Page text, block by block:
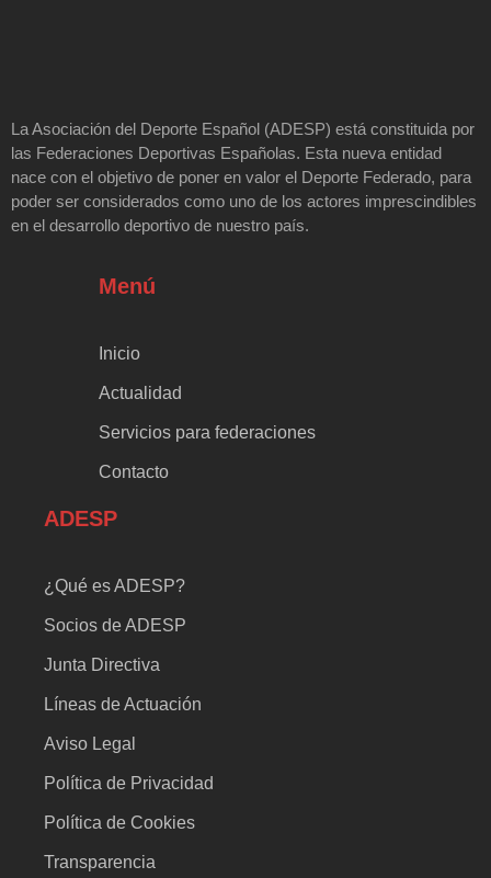
La Asociación del Deporte Español (ADESP) está constituida por
las Federaciones Deportivas Españolas. Esta nueva entidad
nace con el objetivo de poner en valor el Deporte Federado, para
poder ser considerados como uno de los actores imprescindibles
en el desarrollo deportivo de nuestro país.
Menú
Inicio
Actualidad
Servicios para federaciones
Contacto
ADESP
¿Qué es ADESP?
Socios de ADESP
Junta Directiva
Líneas de Actuación
Aviso Legal
Política de Privacidad
Política de Cookies
Transparencia